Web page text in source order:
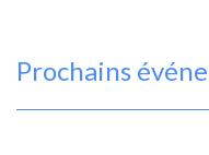
Prochains